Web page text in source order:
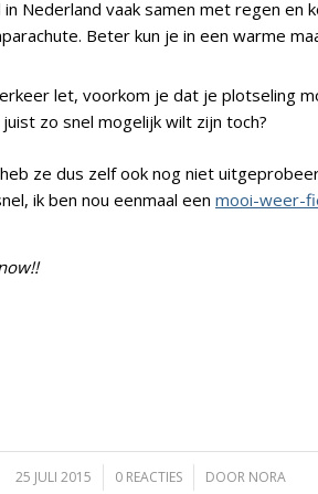
Nederland vaak samen met regen en
Beter kun je in een warme
let, voorkom je dat je plotseling
zo snel mogelijk wilt zijn toch?
ze dus zelf ook nog niet
ik ben nou eenmaal een mooi-weer-
25 JULI 2015
/ 0 REACTIES
/ DOOR NORA